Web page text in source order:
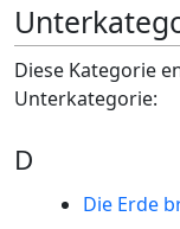
Diese Kategorie
Unterkategorie:
D
Die Erde